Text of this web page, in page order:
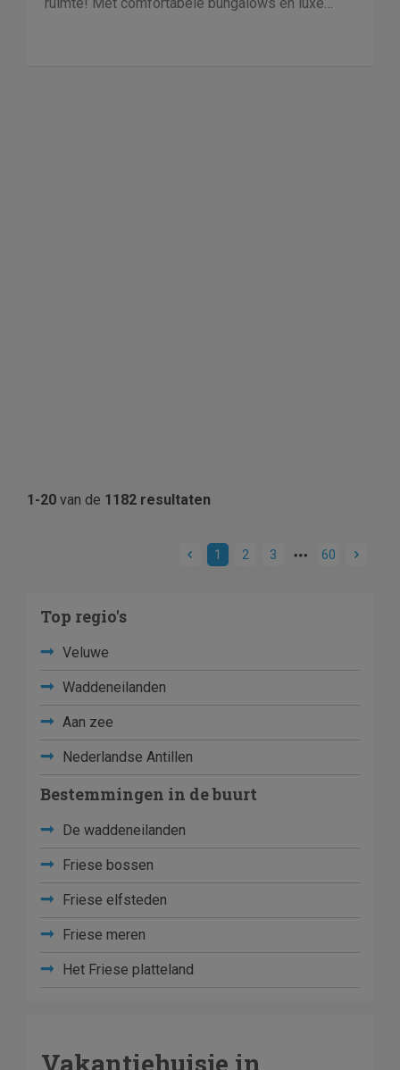
1-20 van de 1182 resultaten
1 2 3 60
Top regio's
Veluwe
Waddeneilanden
Aan zee
Nederlandse Antillen
Bestemmingen in de buurt
De waddeneilanden
Friese bossen
Friese elfsteden
Friese meren
Het Friese platteland
Vakantiehuisje in